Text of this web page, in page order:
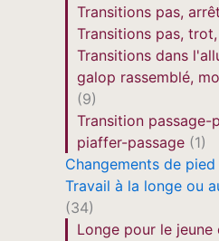
Transitions pas,
Transitions pas,
Transitions dans
galop rassemblé,
(9)
Transition passage-
piaffer-passage (1)
Changements de pied
Travail à la longe ou
(34)
Longe pour le jeune